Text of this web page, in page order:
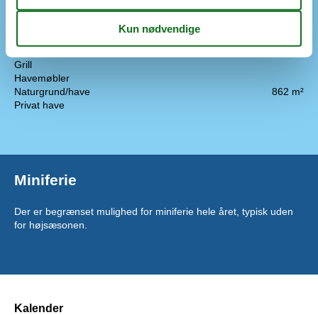
Gratis p-plads på grunden
2
Grill
Havemøbler
Naturgrund/have
862 m²
Privat have
Miniferie
Der er begrænset mulighed for miniferie hele året, typisk uden
for højsæsonen.
Kalender